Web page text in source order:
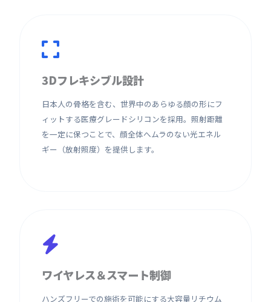
3Dフレキシブル設計
日本人の骨格を含む、世界中のあらゆる顔の形にフ
ィットする医療グレードシリコンを採用。照射距離
を一定に保つことで、顔全体へムラのない光エネル
ギー（放射照度）を提供します。
ワイヤレス＆スマート制御
ハンズフリーでの施術を可能にする大容量リチウム